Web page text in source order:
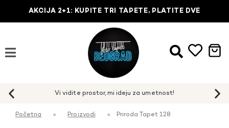
AKCIJA 2+1: KUPITE TRI TAPETE, PLATITE DVE
Početna » Proizvodi » Priroda Tapet 128